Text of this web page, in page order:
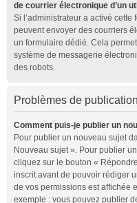
de courrier électronique d’un
Si l’administrateur a activé
peuvent envoyer des courriers
un formulaire dédié. Cela
système de messagerie
des robots.
Problèmes de publication
Comment puis-je publier un
Pour publier un nouveau sujet
Nouveau sujet ». Pour publier
cliquez sur le bouton «
inscrit avant de pouvoir rédiger
de vos permissions est affichée
exemple : vous pouvez publier